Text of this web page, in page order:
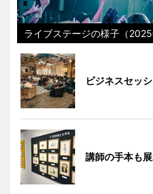
ライブステージの様子（2025
ビジネスセッ
講師の手本も